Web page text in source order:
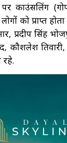
काउंसलिंग
को प्राप्त
प्रदीप सिंह
कौशलेश